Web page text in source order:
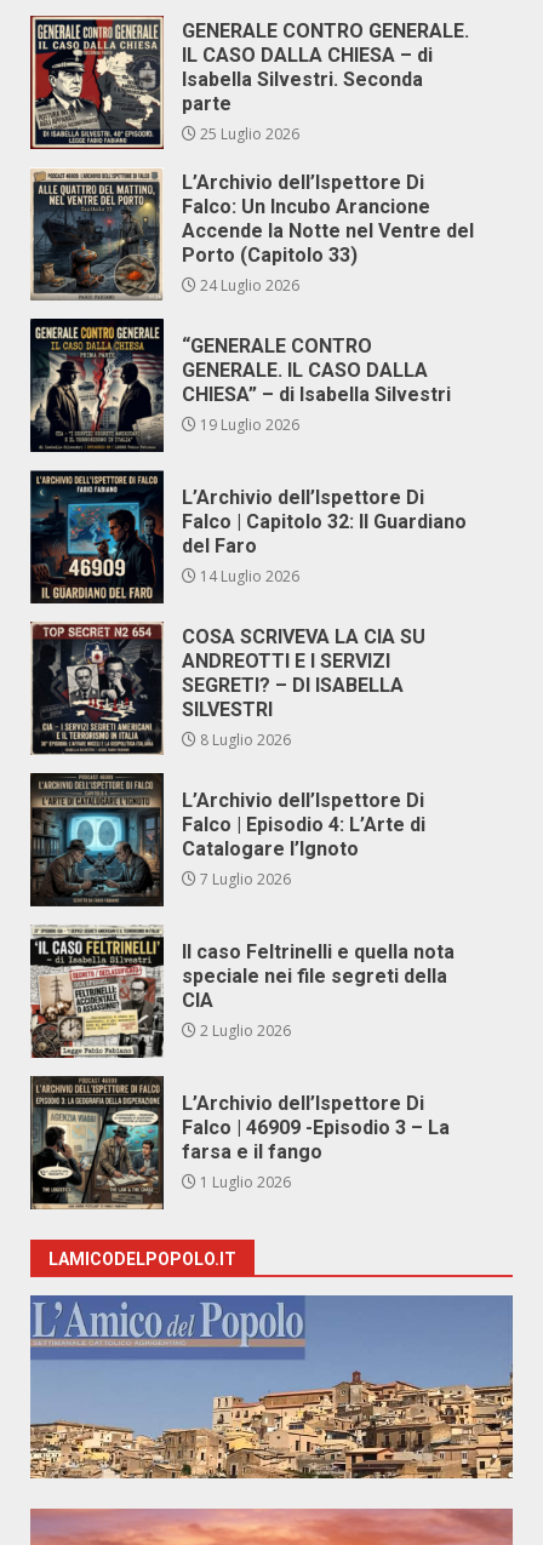
GENERALE CONTRO GENERALE.
IL CASO DALLA CHIESA – di
Isabella Silvestri. Seconda
parte
25 Luglio 2026
L’Archivio dell’Ispettore Di
Falco: Un Incubo Arancione
Accende la Notte nel Ventre del
Porto (Capitolo 33)
24 Luglio 2026
“GENERALE CONTRO
GENERALE. IL CASO DALLA
CHIESA” – di Isabella Silvestri
19 Luglio 2026
L’Archivio dell’Ispettore Di
Falco | Capitolo 32: Il Guardiano
del Faro
14 Luglio 2026
COSA SCRIVEVA LA CIA SU
ANDREOTTI E I SERVIZI
SEGRETI? – DI ISABELLA
SILVESTRI
8 Luglio 2026
L’Archivio dell’Ispettore Di
Falco | Episodio 4: L’Arte di
Catalogare l’Ignoto
7 Luglio 2026
Il caso Feltrinelli e quella nota
speciale nei file segreti della
CIA
2 Luglio 2026
L’Archivio dell’Ispettore Di
Falco | 46909 -Episodio 3 – La
farsa e il fango
1 Luglio 2026
LAMICODELPOPOLO.IT